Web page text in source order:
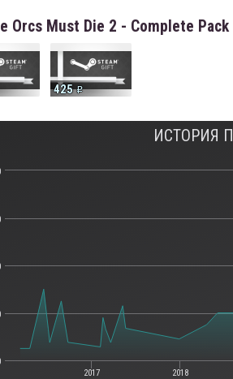
Orcs Must Die 2 - Complete
425
ИСТОРИЯ
2017 2018